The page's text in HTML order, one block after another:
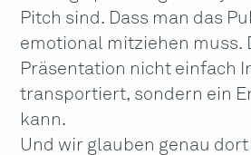
Pitch sind. Dass man das
emotional mitziehen muss.
Präsentation nicht einfach
transportiert, sondern ein
kann.
Und wir glauben genau